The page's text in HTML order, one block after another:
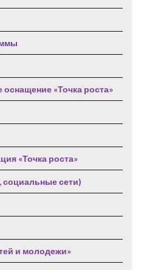
«Точка роста»
«Точка роста»
социальные сети)
и молодежи»